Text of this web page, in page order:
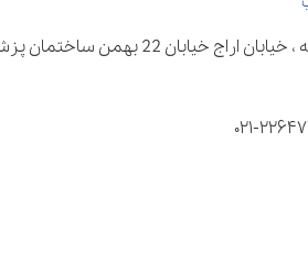
تهران، میدان اقدسیه ، خیابان اراج